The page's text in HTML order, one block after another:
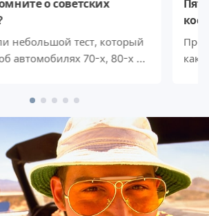
о советских
небольшой тест, который
автомобилях 70-х, 80-х и
как
как